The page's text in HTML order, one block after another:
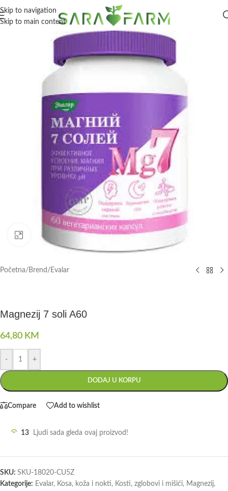
Skip to navigation
Skip to main content
Početna/ Brend / Evalar
Magnezij 7 soli A60
64,80 KM
- +
DODAJ U KORPU
Compare Add to wishlist
13 Ljudi sada gleda ovaj proizvod!
SKU: SKU-18020-CU5Z
Kategorije: Evalar, Kosa, koža i nokti, Kosti, zglobovi i mišići, Magnezij,